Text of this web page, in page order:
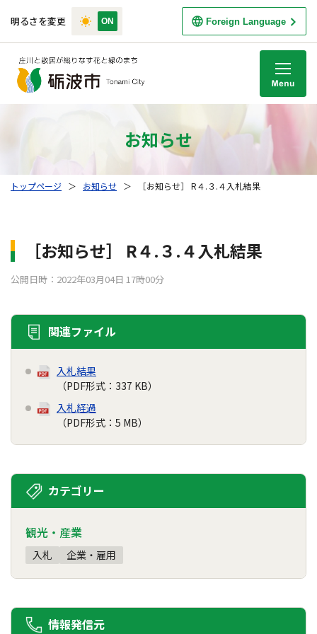
明るさを変更 Foreign Language
お知らせ
トップページ ＞ お知らせ ＞ ［お知らせ］ R４.３.４入札結果
［お知らせ］ R４.３.４入札結果
公開日時：2022年03月04日 17時00分
関連ファイル
入札結果
（PDF形式：337 KB）
入札経過
（PDF形式：5 MB）
カテゴリー
観光・産業
入札 企業・雇用
情報発信元